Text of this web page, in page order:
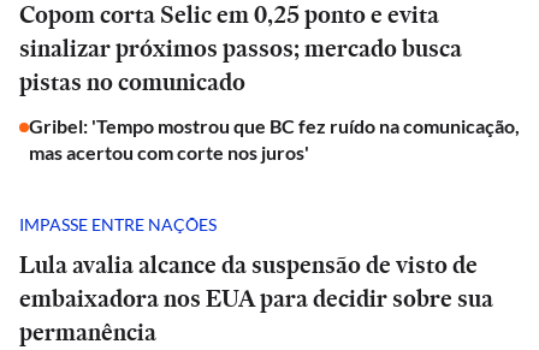
Copom corta Selic em 0,25 ponto e evita
sinalizar próximos passos; mercado busca
pistas no comunicado
Gribel: 'Tempo mostrou que BC fez ruído na comunicação,
mas acertou com corte nos juros'
IMPASSE ENTRE NAÇÕES
Lula avalia alcance da suspensão de visto de
embaixadora nos EUA para decidir sobre sua
permanência